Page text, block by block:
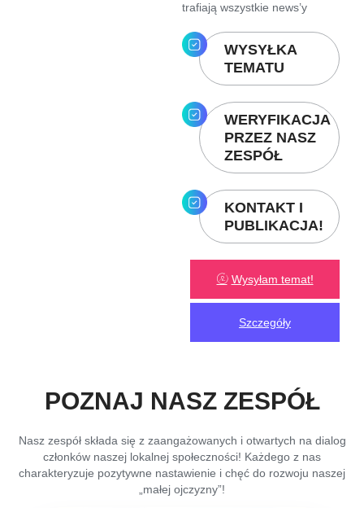
trafiają wszystkie news’y
WYSYŁKA
TEMATU
WERYFIKACJA
PRZEZ NASZ
ZESPÓŁ
KONTAKT I
PUBLIKACJA!
Wysyłam temat!
Szczegóły
POZNAJ NASZ ZESPÓŁ
Nasz zespół składa się z zaangażowanych i otwartych na dialog
członków naszej lokalnej społeczności! Każdego z nas
charakteryzuje pozytywne nastawienie i chęć do rozwoju naszej
„małej ojczyzny”!